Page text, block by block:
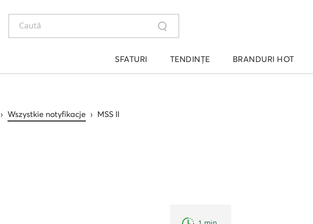
Caută
SFATURI TENDINȚE BRANDURI HOT
› Wszystkie notyfikacje › MSS II